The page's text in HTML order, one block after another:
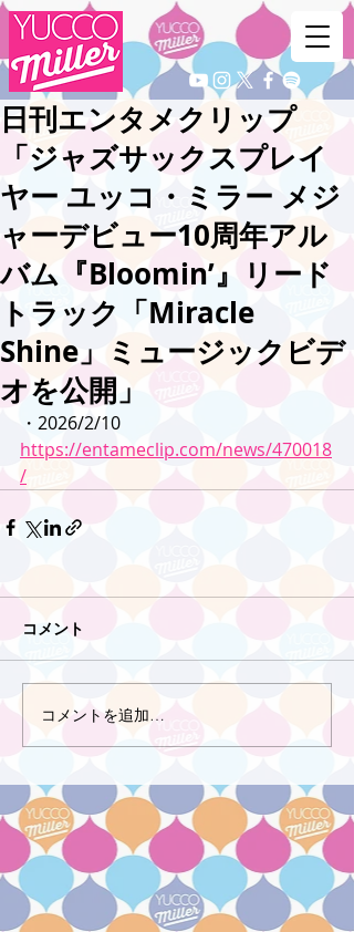
日刊エンタメクリップ
「ジャズサックスプレイ
ヤー ユッコ・ミラー メジ
ャーデビュー10周年アル
バム『Bloomin’』リード
トラック「Miracle
Shine」ミュージックビデ
オを公開」
・2026/2/10
https://entameclip.com/news/470018
/
コメント
コメントを追加…